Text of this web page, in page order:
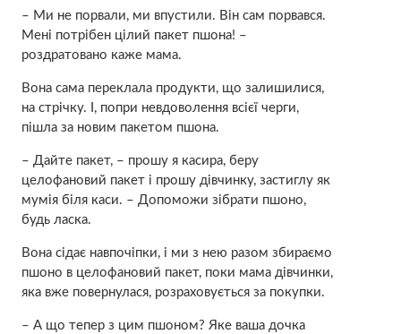
– Ми не порвали, ми впустили. Він сам порвався.
Мені потрібен цілий пакет пшона! –
роздратовано каже мама.
Вона сама переклала продукти, що залишилися,
на стрічку. І, попри невдоволення всієї черги,
пішла за новим пакетом пшона.
– Дайте пакет, – прошу я касира, беру
целофановий пакет і прошу дівчинку, застиглу як
мумія біля каси. – Допоможи зібрати пшоно,
будь ласка.
Вона сідає навпочіпки, і ми з нею разом збираємо
пшоно в целофановий пакет, поки мама дівчинки,
яка вже повернулася, розраховується за покупки.
– А що тепер з цим пшоном? Яке ваша дочка